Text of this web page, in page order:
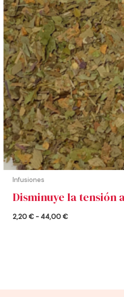
Infusiones
Disminuye la tensión
2,20€ - 44,00€
hasta
44,00 €